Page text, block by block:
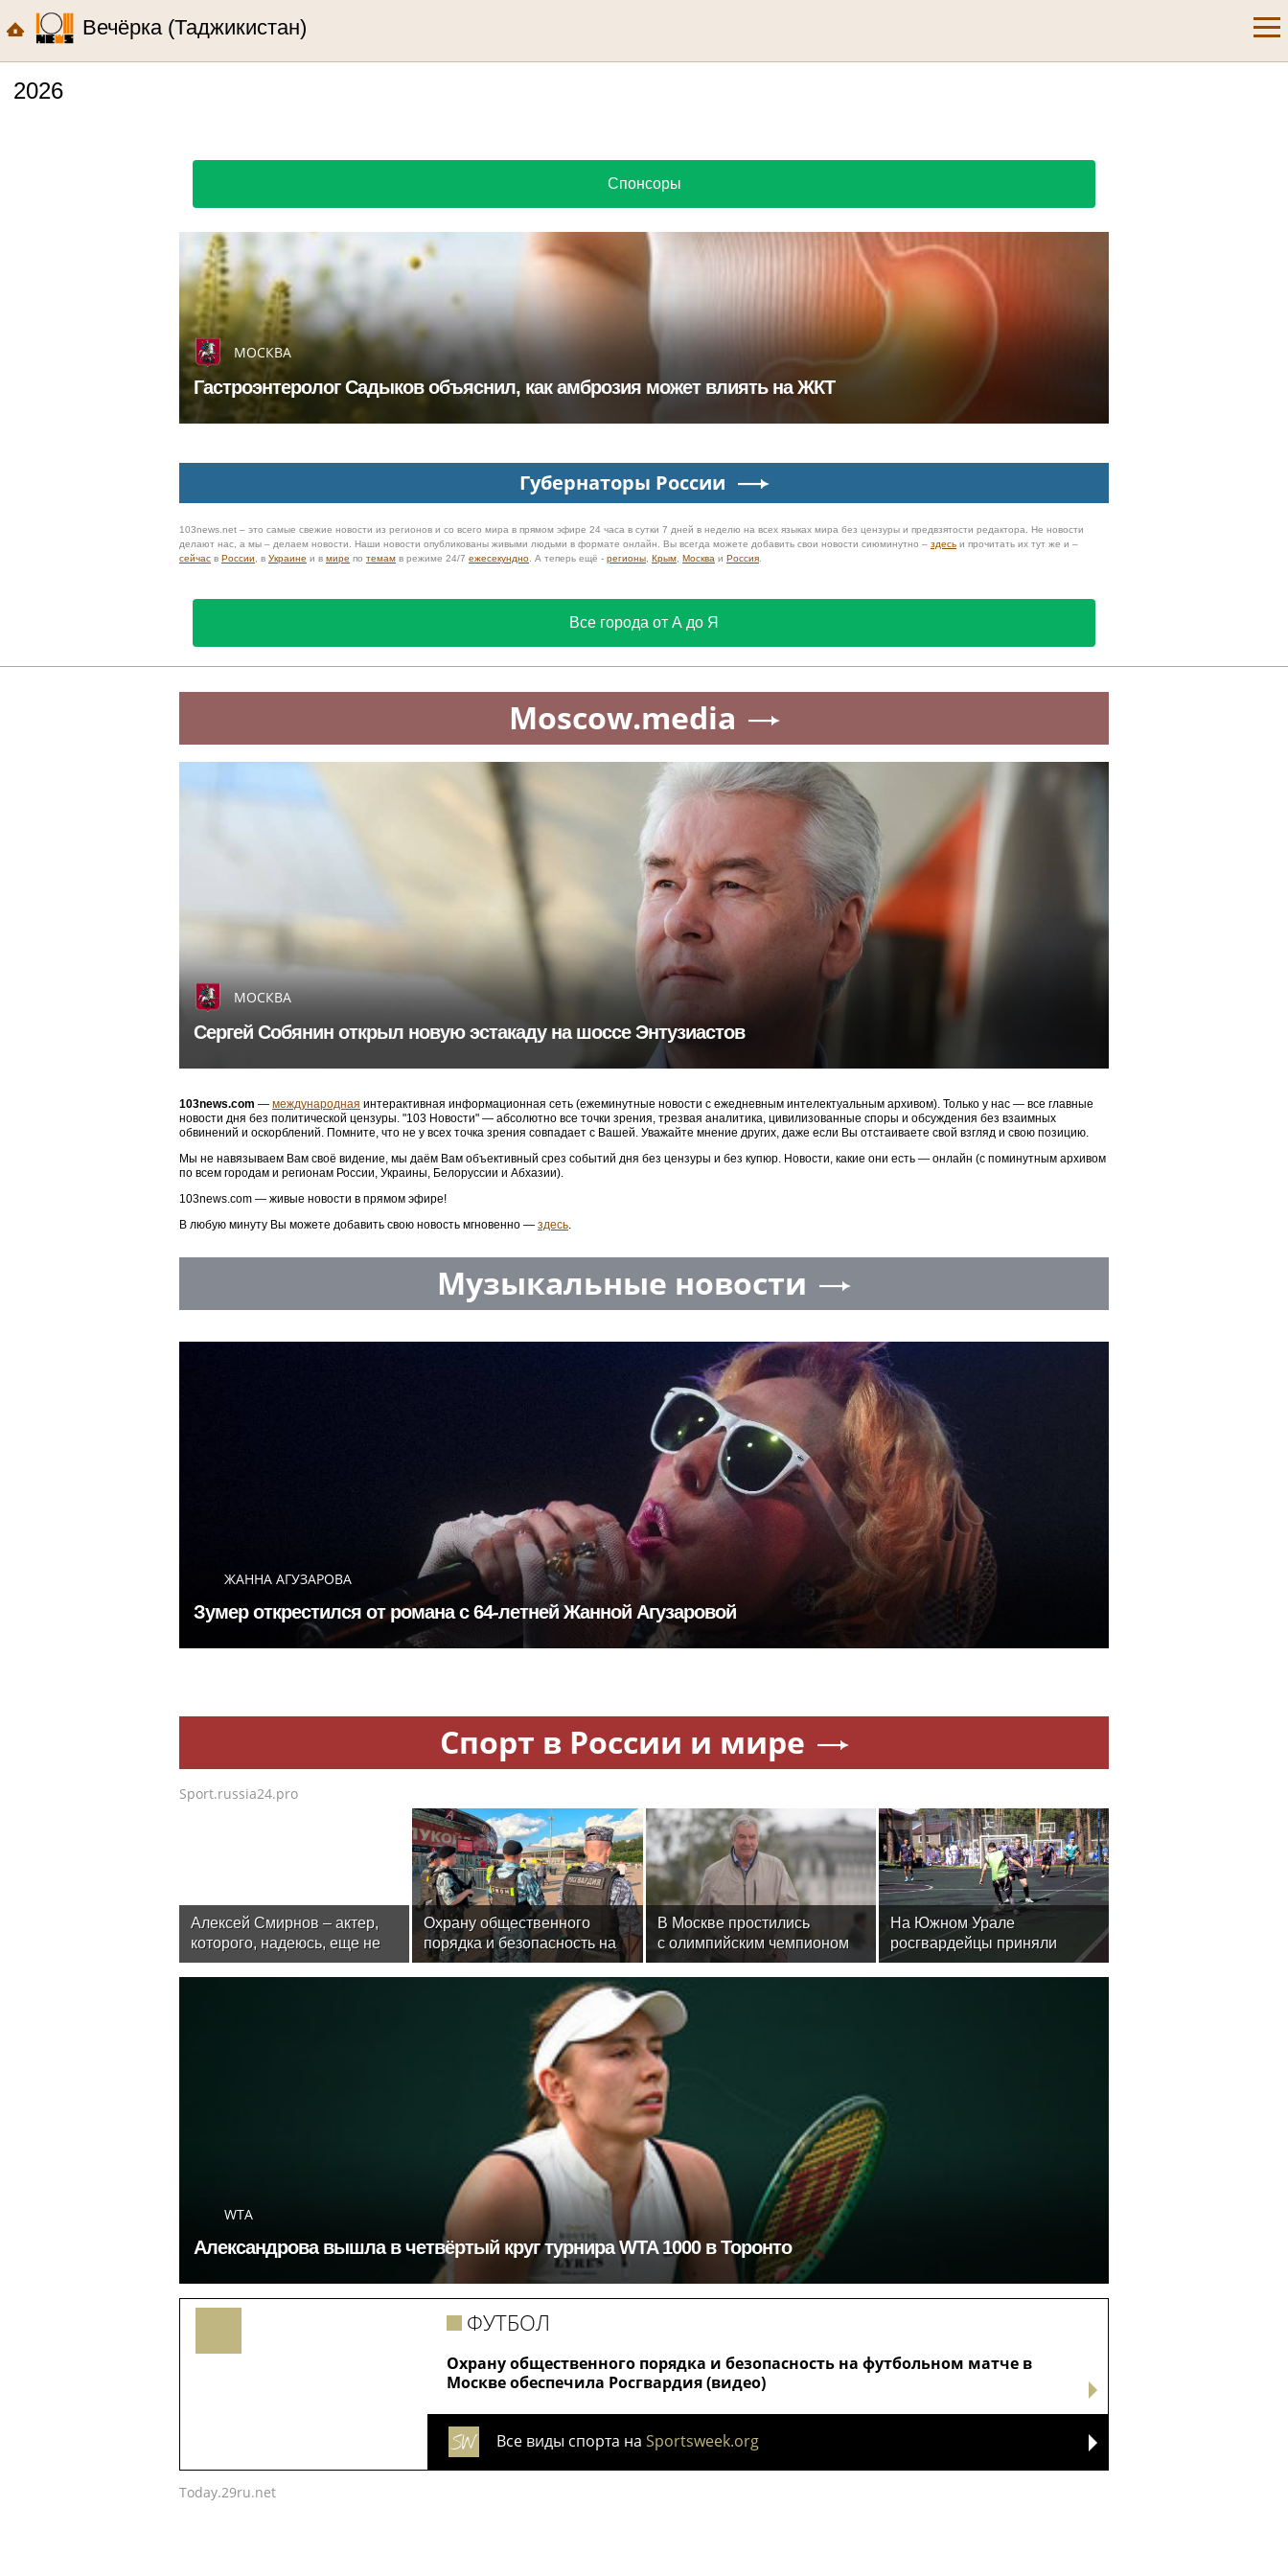
Вечёрка (Таджикистан)
2026
Спонсоры
МОСКВА
Гастроэнтеролог Садыков объяснил, как амброзия может влиять на ЖКТ
Губернаторы России
103news.net – это самые свежие новости из регионов и со всего мира в прямом эфире 24 часа в сутки 7 дней в неделю на всех языках мира без цензуры и предвзятости редактора. Не новости
делают нас, а мы – делаем новости. Наши новости опубликованы живыми людьми в формате онлайн. Вы всегда можете добавить свои новости сиюминутно – здесь и прочитать их тут же и –
сейчас в России , в Украине и в мире по темам в режиме 24/7 ежесекундно . А теперь ещё - регионы Крым Москва и Россия
Все города от А до Я
Moscow.media
МОСКВА
Сергей Собянин открыл новую эстакаду на шоссе Энтузиастов
103news.com — международная интерактивная информационная сеть (ежеминутные новости с ежедневным интелектуальным архивом). Только у нас — все главные
новости дня без политической цензуры. "103 Новости" — абсолютно все точки зрения, трезвая аналитика, цивилизованные споры и обсуждения без взаимных
обвинений и оскорблений. Помните, что не у всех точка зрения совпадает с Вашей. Уважайте мнение других, даже если Вы отстаиваете свой взгляд и свою позицию.
Мы не навязываем Вам своё видение, мы даём Вам объективный срез событий дня без цензуры и без купюр. Новости, какие они есть — онлайн (с поминутным архивом
по всем городам и регионам России, Украины, Белоруссии и Абхазии).
103news.com — живые новости в прямом эфире!
В любую минуту Вы можете добавить свою новость мгновенно — здесь.
Музыкальные новости
ЖАННА АГУЗАРОВА
Зумер открестился от романа с 64-летней Жанной Агузаровой
Спорт в России и мире
Sport.russia24.pro
Алексей Смирнов – актер,
которого, надеюсь, еще не
забыли
Охрану общественного
порядка и безопасность на
футбольном матче в Москве
обеспечила Росгвардия
В Москве простились
с олимпийским чемпионом
Иваном Едешко
На Южном Урале
росгвардейцы приняли
участие в спортивных
WTA
Александрова вышла в четвёртый круг турнира WTA 1000 в Торонто
Охрану общественного порядка и безопасность на футбольном матче в
Москве обеспечила Росгвардия (видео)
ФУТБОЛ
Все виды спорта на Sportsweek.org
Today.29ru.net